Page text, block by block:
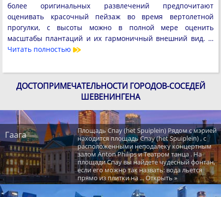
более оригинальных развлечений предпочитают
оценивать красочный пейзаж во время вертолетной
прогулки, с высоты можно в полной мере оценить
масштабы плантаций и их гармоничный внешний вид. …
Читать полностью
ДОСТОПРИМЕЧАТЕЛЬНОСТИ ГОРОДОВ-СОСЕДЕЙ
ШЕВЕНИНГЕНА
Гаага
Площадь Спау (het Spuiplein) Рядом с мэрией
находится площадь Спау (het Spuiplein) , с
расположенными неподалеку концертным
залом Anton Philips и Театром танца . На
площади Спау вы найдете чудесный фонтан,
если его можно так назвать: вода льется
прямо из плитки на ... Открыть »